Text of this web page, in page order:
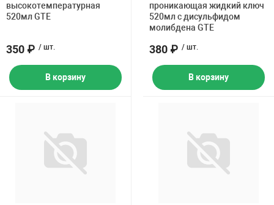
высокотемпературная
520мл GTE
350 ₽ / шт.
В корзину
проникающая жидкий ключ
520мл с дисульфидом
молибдена GTE
380 ₽ / шт.
В корзину